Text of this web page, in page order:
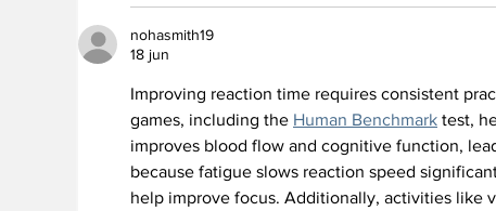
nohasmith19
18 jun
Improving reaction time requires consistent
games, including the Human Benchmark test,
improves blood flow and cognitive function,
because fatigue slows reaction speed
help improve focus. Additionally, activities like